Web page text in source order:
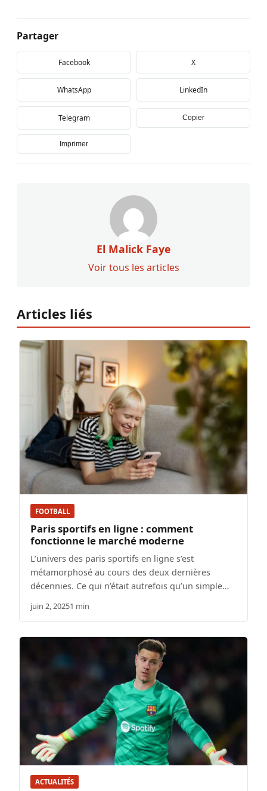
Partager
Facebook X
WhatsApp LinkedIn
Telegram Copier
Imprimer
El Malick Faye
Voir tous les articles
Articles liés
FOOTBALL
Paris sportifs en ligne : comment
fonctionne le marché moderne
L’univers des paris sportifs en ligne s’est
métamorphosé au cours des deux dernières
décennies. Ce qui n’était autrefois qu’un simple…
juin 2, 20251 min
ACTUALITÉS